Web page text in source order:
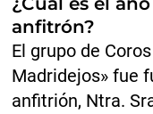
anfitrón?
El grupo de
Madridejos» fue
anfitrión, Ntra.